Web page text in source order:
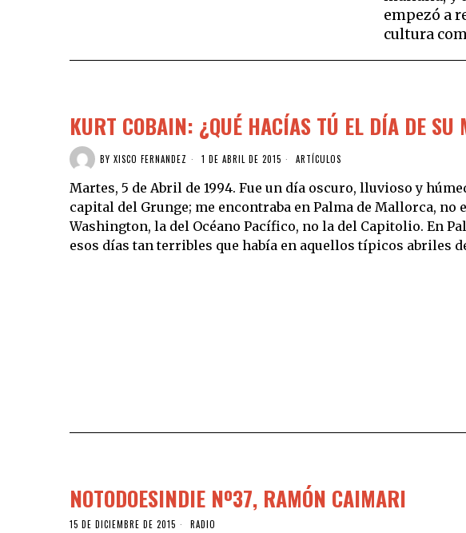
empezó a
cultura
KURT COBAIN: ¿QUÉ HACÍAS TÚ EL DÍA DE SU
BY XISCO FERNANDEZ 1 DE ABRIL DE 2015 ARTÍCULOS
Martes, 5 de Abril de 1994. Fue un día oscuro, lluvioso y
capital del Grunge; me encontraba en Palma de Mallorca, no
Washington, la del Océano Pacífico, no la del Capitolio. En
esos días tan terribles que había en aquellos típicos abriles
NOTODOESINDIE Nº37, RAMÓN CAIMARI
15 DE DICIEMBRE DE 2015 RADIO